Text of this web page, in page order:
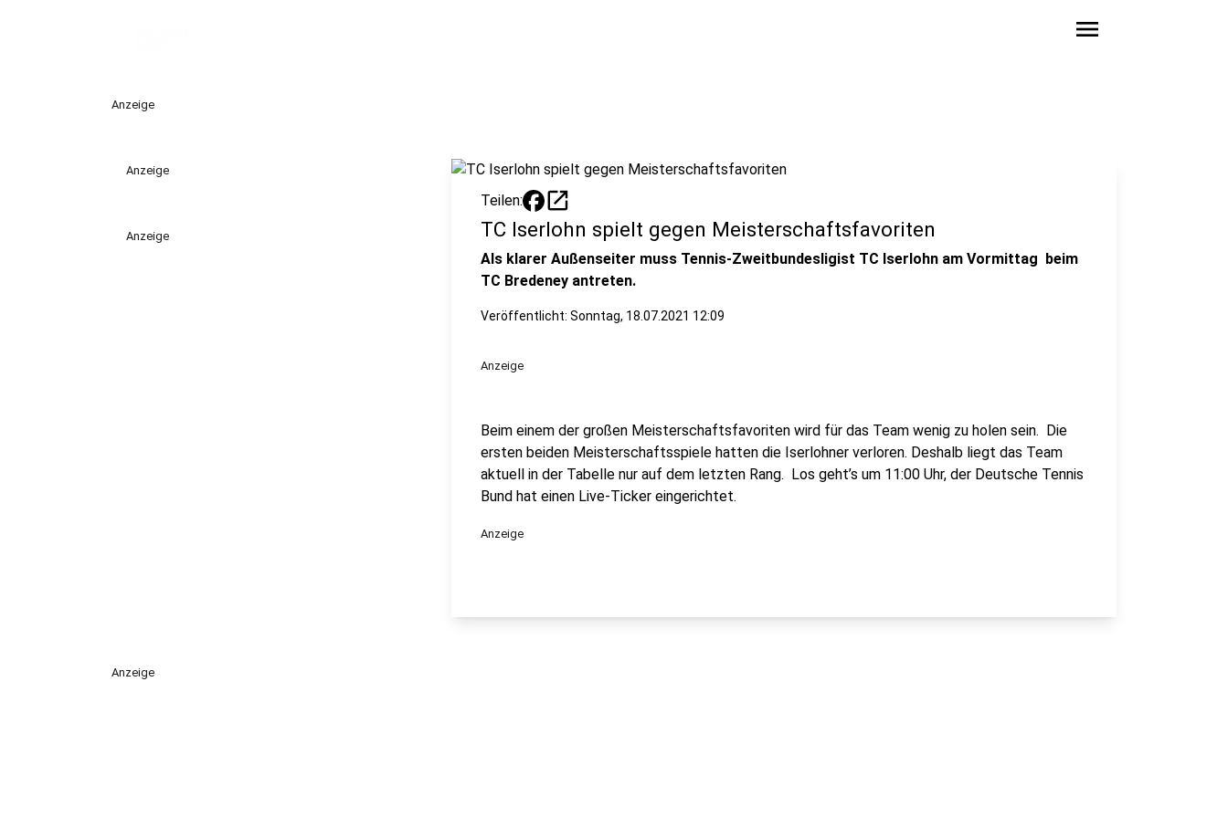
menu
Anzeige
Anzeige
Anzeige
Teilen: open_in_new
TC Iserlohn spielt gegen Meisterschaftsfavoriten
Als klarer Außenseiter muss Tennis-Zweitbundesligist TC Iserlohn am Vormittag beim
TC Bredeney antreten.
Veröffentlicht: Sonntag, 18.07.2021 12:09
Anzeige
Beim einem der großen Meisterschaftsfavoriten wird für das Team wenig zu holen sein. Die
ersten beiden Meisterschaftsspiele hatten die Iserlohner verloren. Deshalb liegt das Team
aktuell in der Tabelle nur auf dem letzten Rang. Los geht’s um 11:00 Uhr, der Deutsche Tennis
Bund hat einen Live-Ticker eingerichtet.
Anzeige
Anzeige